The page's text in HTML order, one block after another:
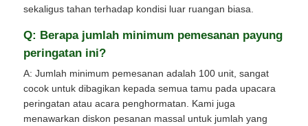
sekaligus tahan terhadap kondisi luar ruangan biasa.
Q: Berapa jumlah minimum pemesanan payung
peringatan ini?
A: Jumlah minimum pemesanan adalah 100 unit, sangat
cocok untuk dibagikan kepada semua tamu pada upacara
peringatan atau acara penghormatan. Kami juga
menawarkan diskon pesanan massal untuk jumlah yang